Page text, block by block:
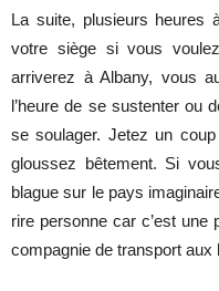
La suite, plusieurs heures
votre siège si vous
arriverez à Albany, vous
l’heure de se sustenter ou
se soulager. Jetez un
gloussez bêtement. Si
blague sur le pays
rire personne car c’est une
compagnie de transport aux